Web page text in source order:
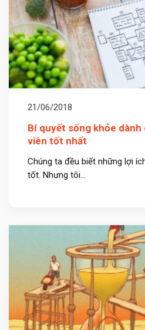
21/06/2018
Bí quyết sống khỏe
viên tốt nhất
Chúng ta đều biết những lợi
tốt. Nhưng tôi...